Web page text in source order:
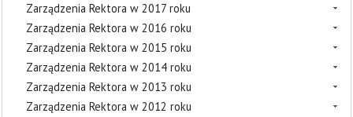
Zarządzenia Rektora w 2017 roku
Zarządzenia Rektora w 2016 roku
Zarządzenia Rektora w 2015 roku
Zarządzenia Rektora w 2014 roku
Zarządzenia Rektora w 2013 roku
Zarządzenia Rektora w 2012 roku